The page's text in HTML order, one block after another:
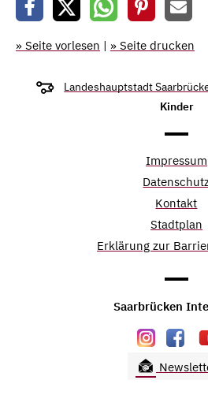
» Seite vorlesen | » Seite drucken
Landeshauptstadt
Kinder
Impressum
Kontakt
Stadtplan
Erklärung zur
Saarbrücken